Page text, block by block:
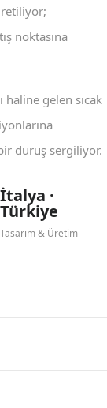
noktasına
haline gelen sıcak
duruş sergiliyor.
İtalya ·
Türkiye
Tasarım & Üretim